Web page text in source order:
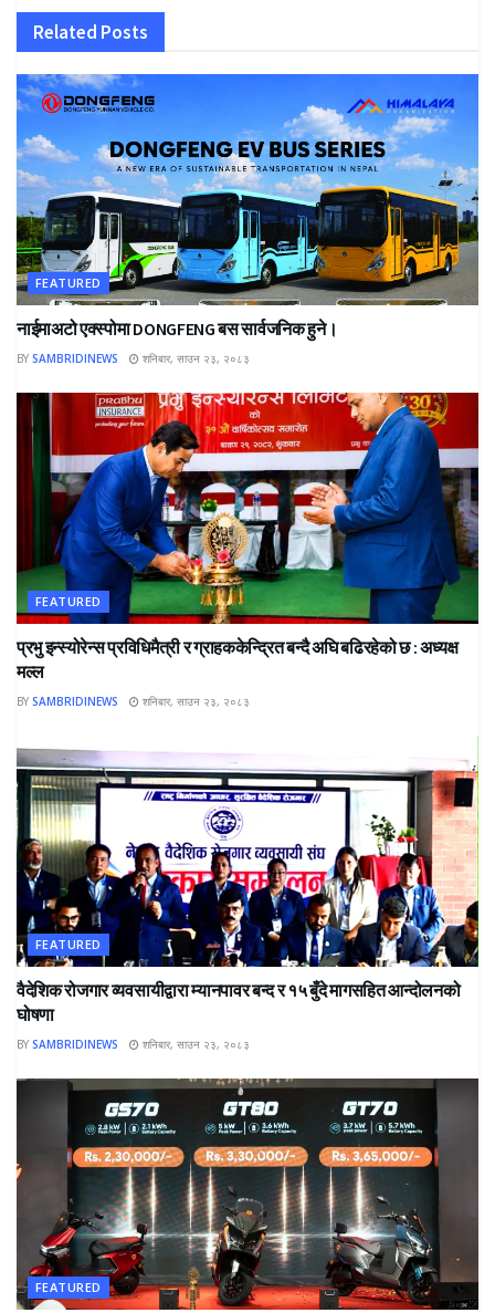
Related Posts
FEATURED
नाईमाअटो एक्स्पोमा DONGFENG बस सार्वजनिक हुने।
BY SAMBRIDINEWS शनिबार, साउन २३, २०८३
FEATURED
प्रभु इन्स्योरेन्स प्रविधिमैत्री र ग्राहककेन्द्रित बन्दै अघि बढिरहेको छ : अध्यक्ष
मल्ल
BY SAMBRIDINEWS शनिबार, साउन २३, २०८३
FEATURED
वैदेशिक रोजगार व्यवसायीद्वारा म्यानपावर बन्द र १५ बुँदे मागसहित आन्दोलनको
घोषणा
BY SAMBRIDINEWS शनिबार, साउन २३, २०८३
FEATURED